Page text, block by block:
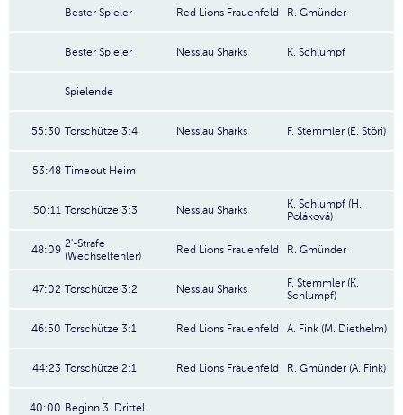
Bester Spieler Red Lions Frauenfeld R. Gmünder
Bester Spieler Nesslau Sharks K. Schlumpf
Spielende
55:30 Torschütze 3:4 Nesslau Sharks F. Stemmler (E. Störi)
53:48 Timeout Heim
50:11 Torschütze 3:3 Nesslau Sharks
K. Schlumpf (H.
Poláková)
48:09 2'-Strafe
(Wechselfehler)
Red Lions Frauenfeld R. Gmünder
47:02 Torschütze 3:2 Nesslau Sharks
F. Stemmler (K.
Schlumpf)
46:50 Torschütze 3:1 Red Lions Frauenfeld A. Fink (M. Diethelm)
44:23 Torschütze 2:1 Red Lions Frauenfeld R. Gmünder (A. Fink)
40:00 Beginn 3. Drittel